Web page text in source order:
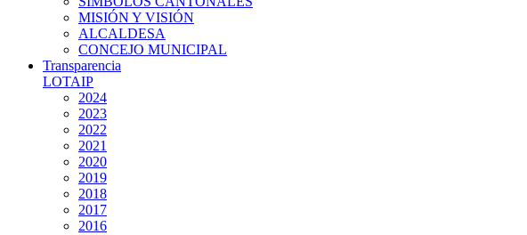
MISIÓN Y VISIÓN
ALCALDESA
CONCEJO MUNICIPAL
Transparencia
LOTAIP
2024
2023
2022
2021
2020
2019
2018
2017
2016